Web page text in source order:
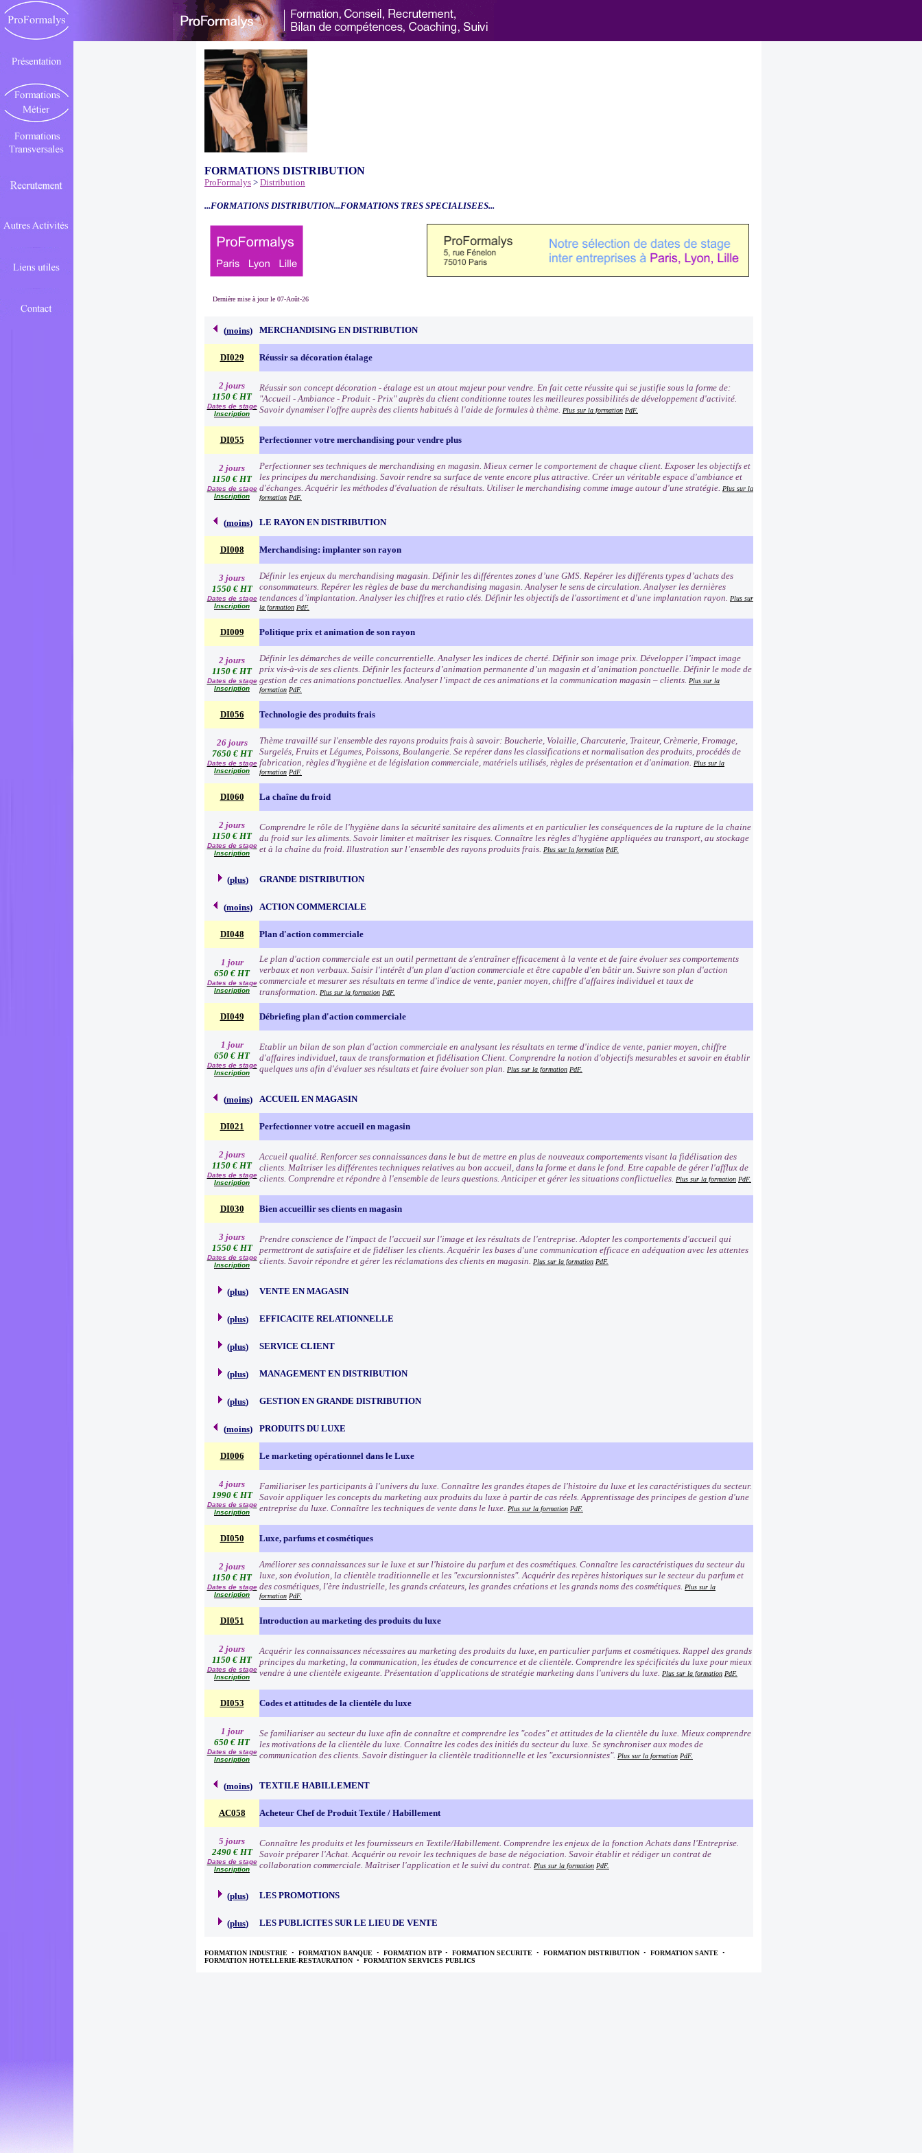
FORMATIONS DISTRIBUTION
ProFormalys > Distribution
...FORMATIONS DISTRIBUTION...FORMATIONS TRES SPECIALISEES...
Dernière mise à jour le 07-Août-26
(moins) MERCHANDISING EN DISTRIBUTION
DI029 Réussir sa décoration étalage
2 jours
1150 € HT
Dates de stage
Inscription
Réussir son concept décoration - étalage est un atout majeur pour vendre. En fait cette réussite qui se justifie sous la forme de:
"Accueil - Ambiance - Produit - Prix" auprès du client conditionne toutes les meilleures possibilités de développement d'activité.
Savoir dynamiser l'offre auprès des clients habitués à l'aide de formules à thème. Plus sur la formation PdF.
DI055 Perfectionner votre merchandising pour vendre plus
2 jours
1150 € HT
Dates de stage
Inscription
Perfectionner ses techniques de merchandising en magasin. Mieux cerner le comportement de chaque client. Exposer les objectifs et
les principes du merchandising. Savoir rendre sa surface de vente encore plus attractive. Créer un véritable espace d'ambiance et
d'échanges. Acquérir les méthodes d'évaluation de résultats. Utiliser le merchandising comme image autour d'une stratégie. Plus sur la
formation PdF.
(moins) LE RAYON EN DISTRIBUTION
DI008 Merchandising: implanter son rayon
3 jours
1550 € HT
Dates de stage
Inscription
Définir les enjeux du merchandising magasin. Définir les différentes zones d’une GMS. Repérer les différents types d’achats des
consommateurs. Repérer les règles de base du merchandising magasin. Analyser le sens de circulation. Analyser les dernières
tendances d’implantation. Analyser les chiffres et ratio clés. Définir les objectifs de l'assortiment et d'une implantation rayon. Plus sur
la formation PdF.
DI009 Politique prix et animation de son rayon
2 jours
1150 € HT
Dates de stage
Inscription
Définir les démarches de veille concurrentielle. Analyser les indices de cherté. Définir son image prix. Développer l’impact image
prix vis-à-vis de ses clients. Définir les facteurs d’animation permanente d’un magasin et d’animation ponctuelle. Définir le mode de
gestion de ces animations ponctuelles. Analyser l’impact de ces animations et la communication magasin – clients. Plus sur la
formation PdF.
DI056 Technologie des produits frais
26 jours
7650 € HT
Dates de stage
Inscription
Thème travaillé sur l'ensemble des rayons produits frais à savoir: Boucherie, Volaille, Charcuterie, Traiteur, Crèmerie, Fromage,
Surgelés, Fruits et Légumes, Poissons, Boulangerie. Se repérer dans les classifications et normalisation des produits, procédés de
fabrication, règles d'hygiène et de législation commerciale, matériels utilisés, règles de présentation et d'animation. Plus sur la
formation PdF.
DI060 La chaîne du froid
2 jours
1150 € HT
Dates de stage
Inscription
Comprendre le rôle de l'hygiène dans la sécurité sanitaire des aliments et en particulier les conséquences de la rupture de la chaine
du froid sur les aliments. Savoir limiter et maîtriser les risques. Connaître les règles d'hygiène appliquées au transport, au stockage
et à la chaîne du froid. Illustration sur l’ensemble des rayons produits frais. Plus sur la formation PdF.
(plus) GRANDE DISTRIBUTION
(moins) ACTION COMMERCIALE
DI048 Plan d'action commerciale
1 jour
650 € HT
Dates de stage
Inscription
Le plan d'action commerciale est un outil permettant de s'entraîner efficacement à la vente et de faire évoluer ses comportements
verbaux et non verbaux. Saisir l'intérêt d'un plan d'action commerciale et être capable d'en bâtir un. Suivre son plan d'action
commerciale et mesurer ses résultats en terme d'indice de vente, panier moyen, chiffre d'affaires individuel et taux de
transformation. Plus sur la formation PdF.
DI049 Débriefing plan d'action commerciale
1 jour
650 € HT
Dates de stage
Inscription
Etablir un bilan de son plan d'action commerciale en analysant les résultats en terme d'indice de vente, panier moyen, chiffre
d'affaires individuel, taux de transformation et fidélisation Client. Comprendre la notion d'objectifs mesurables et savoir en établir
quelques uns afin d'évaluer ses résultats et faire évoluer son plan. Plus sur la formation PdF.
(moins) ACCUEIL EN MAGASIN
DI021 Perfectionner votre accueil en magasin
2 jours
1150 € HT
Dates de stage
Inscription
Accueil qualité. Renforcer ses connaissances dans le but de mettre en plus de nouveaux comportements visant la fidélisation des
clients. Maîtriser les différentes techniques relatives au bon accueil, dans la forme et dans le fond. Etre capable de gérer l'afflux de
clients. Comprendre et répondre à l'ensemble de leurs questions. Anticiper et gérer les situations conflictuelles. Plus sur la formation PdF.
DI030 Bien accueillir ses clients en magasin
3 jours
1550 € HT
Dates de stage
Inscription
Prendre conscience de l'impact de l'accueil sur l'image et les résultats de l'entreprise. Adopter les comportements d'accueil qui
permettront de satisfaire et de fidéliser les clients. Acquérir les bases d'une communication efficace en adéquation avec les attentes
clients. Savoir répondre et gérer les réclamations des clients en magasin. Plus sur la formation PdF.
(plus) VENTE EN MAGASIN
(plus) EFFICACITE RELATIONNELLE
(plus) SERVICE CLIENT
(plus) MANAGEMENT EN DISTRIBUTION
(plus) GESTION EN GRANDE DISTRIBUTION
(moins) PRODUITS DU LUXE
DI006 Le marketing opérationnel dans le Luxe
4 jours
1990 € HT
Dates de stage
Inscription
Familiariser les participants à l'univers du luxe. Connaître les grandes étapes de l'histoire du luxe et les caractéristiques du secteur.
Savoir appliquer les concepts du marketing aux produits du luxe à partir de cas réels. Apprentissage des principes de gestion d'une
entreprise du luxe. Connaître les techniques de vente dans le luxe. Plus sur la formation PdF.
DI050 Luxe, parfums et cosmétiques
2 jours
1150 € HT
Dates de stage
Inscription
Améliorer ses connaissances sur le luxe et sur l'histoire du parfum et des cosmétiques. Connaître les caractéristiques du secteur du
luxe, son évolution, la clientèle traditionnelle et les "excursionnistes". Acquérir des repères historiques sur le secteur du parfum et
des cosmétiques, l'ère industrielle, les grands créateurs, les grandes créations et les grands noms des cosmétiques. Plus sur la
formation PdF.
DI051 Introduction au marketing des produits du luxe
2 jours
1150 € HT
Dates de stage
Inscription
Acquérir les connaissances nécessaires au marketing des produits du luxe, en particulier parfums et cosmétiques. Rappel des grands
principes du marketing, la communication, les études de concurrence et de clientèle. Comprendre les spécificités du luxe pour mieux
vendre à une clientèle exigeante. Présentation d'applications de stratégie marketing dans l'univers du luxe. Plus sur la formation PdF.
DI053 Codes et attitudes de la clientèle du luxe
1 jour
650 € HT
Dates de stage
Inscription
Se familiariser au secteur du luxe afin de connaître et comprendre les "codes" et attitudes de la clientèle du luxe. Mieux comprendre
les motivations de la clientèle du luxe. Connaître les codes des initiés du secteur du luxe. Se synchroniser aux modes de
communication des clients. Savoir distinguer la clientèle traditionnelle et les "excursionnistes". Plus sur la formation PdF.
(moins) TEXTILE HABILLEMENT
AC058 Acheteur Chef de Produit Textile / Habillement
5 jours
2490 € HT
Dates de stage
Inscription
Connaître les produits et les fournisseurs en Textile/Habillement. Comprendre les enjeux de la fonction Achats dans l'Entreprise.
Savoir préparer l'Achat. Acquérir ou revoir les techniques de base de négociation. Savoir établir et rédiger un contrat de
collaboration commerciale. Maîtriser l'application et le suivi du contrat. Plus sur la formation PdF.
(plus) LES PROMOTIONS
(plus) LES PUBLICITES SUR LE LIEU DE VENTE
FORMATION INDUSTRIE • FORMATION BANQUE • FORMATION BTP • FORMATION SECURITE • FORMATION DISTRIBUTION • FORMATION SANTE •
FORMATION HOTELLERIE-RESTAURATION • FORMATION SERVICES PUBLICS